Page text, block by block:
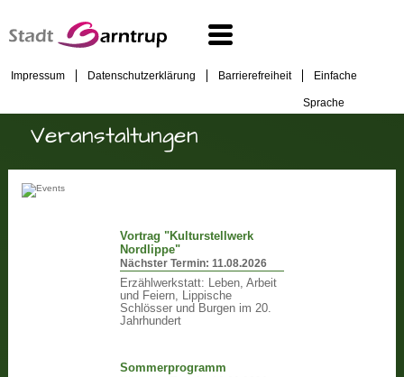
Impressum Datenschutzerklärung Barrierefreiheit Einfache
Sprache
Veranstaltungen
Vortrag "Kulturstellwerk
Nordlippe"
Nächster Termin: 11.08.2026
Erzählwerkstatt: Leben, Arbeit
und Feiern, Lippische
Schlösser und Burgen im 20.
Jahrhundert
Sommerprogramm